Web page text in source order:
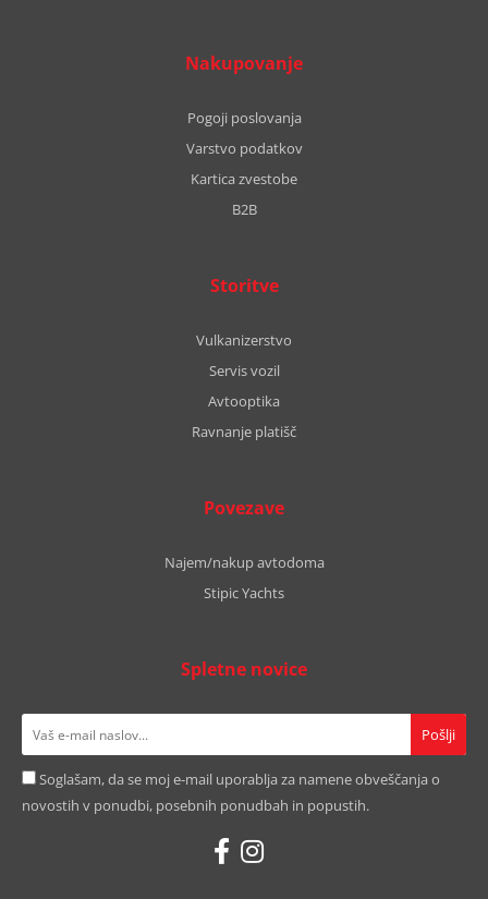
Nakupovanje
Pogoji poslovanja
Varstvo podatkov
Kartica zvestobe
B2B
Storitve
Vulkanizerstvo
Servis vozil
Avtooptika
Ravnanje platišč
Povezave
Najem/nakup avtodoma
Stipic Yachts
Spletne novice
Soglašam, da se moj e-mail uporablja za namene obveščanja o
novostih v ponudbi, posebnih ponudbah in popustih.